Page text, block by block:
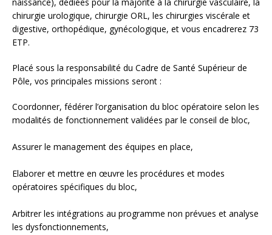
chirurgie urologique, chirurgie ORL, les chirurgies viscérale et
digestive, orthopédique, gynécologique, et vous encadrerez 73
ETP.
Placé sous la responsabilité du Cadre de Santé Supérieur de
Pôle, vos principales missions seront :
Coordonner, fédérer l’organisation du bloc opératoire selon les
modalités de fonctionnement validées par le conseil de bloc,
Assurer le management des équipes en place,
Elaborer et mettre en œuvre les procédures et modes
opératoires spécifiques du bloc,
Arbitrer les intégrations au programme non prévues et analyse
les dysfonctionnements,